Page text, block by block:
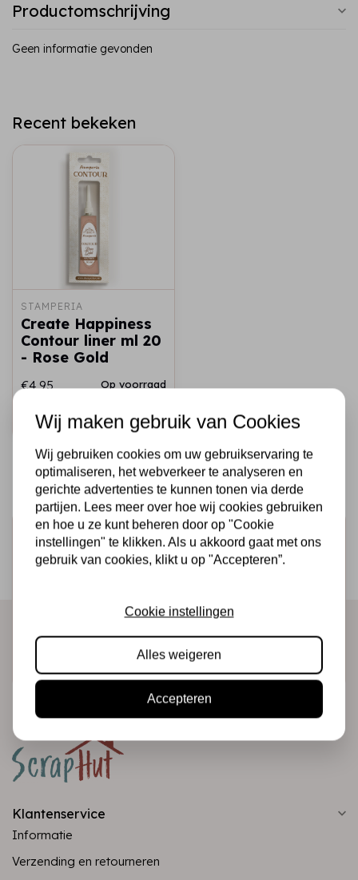
Productomschrijving
Geen informatie gevonden
Recent bekeken
STAMPERIA
Create Happiness
Contour liner ml 20
- Rose Gold
€4,95 Op voorraad
Snel toevoegen
Schrijf je in voor de nieuwsbrief
Ontvang als eerste onze actie en nieuwe producten
Klantenservice
Informatie
Verzending en retourneren
Wij maken gebruik van Cookies
Wij gebruiken cookies om uw gebruikservaring te
optimaliseren, het webverkeer te analyseren en
gerichte advertenties te kunnen tonen via derde
partijen. Lees meer over hoe wij cookies gebruiken
en hoe u ze kunt beheren door op "Cookie
instellingen" te klikken. Als u akkoord gaat met ons
gebruik van cookies, klikt u op "Accepteren”.
Cookie instellingen
Alles weigeren
Accepteren